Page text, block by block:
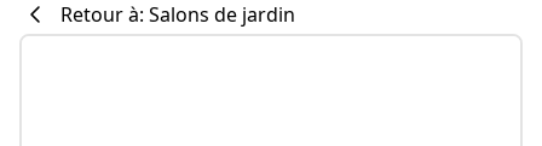
Retour à: Salons de jardin